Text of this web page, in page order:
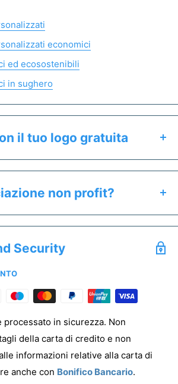
economici
ed ecosostenibili
in sughero
il tuo logo gratuita
& Anteprima" per:
esatto del prodotto
senza stampa
non profit?
non profit hai diritto a prezzi
associazione clicca
Security
processato in sicurezza. Non
della carta di credito e non
informazioni relative alla carta di
anche con Bonifico Bancario.